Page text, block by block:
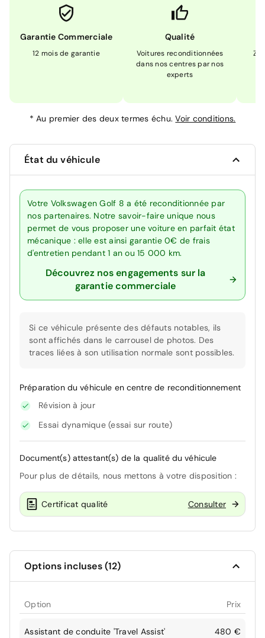
Garantie Commerciale
12 mois de garantie
Qualité
Voitures reconditionnées
dans nos centres par nos
experts
*Au premier des deux termes échu.Voir conditions.
État du véhicule
Votre Volkswagen Golf 8 a été reconditionnée par
nos partenaires. Notre savoir-faire unique nous
permet de vous proposer une voiture en parfait état
mécanique : elle est ainsi garantie 0€ de frais
d'entretien pendant 1 an ou 15 000 km.
Découvrez nos engagements sur la
garantie commerciale
Si ce véhicule présente des défauts notables, ils
sont affichés dans le carrousel de photos. Des
traces liées à son utilisation normale sont possibles.
Préparation du véhicule en centre de reconditionnement
Révision à jour
Essai dynamique (essai sur route)
Document(s) attestant(s) de la qualité du véhicule
Pour plus de détails, nous mettons à votre disposition :
Certificat qualité Consulter
Options incluses (12)
Option Prix
Assistant de conduite 'Travel Assist' 480 €